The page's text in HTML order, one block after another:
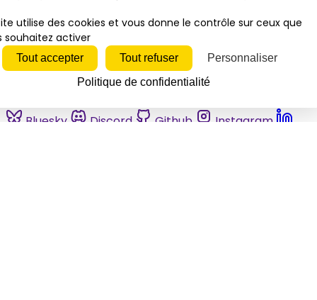
Désolé, une erreur s'est produite. Veuillez réessayer.
Fermer
Bluesky Discord Github
Instagram
utilise des cookies et vous donne le contrôle sur ceux que
souhaitez activer
Tout accepter Tout refuser
Personnaliser
Politique de confidentialité